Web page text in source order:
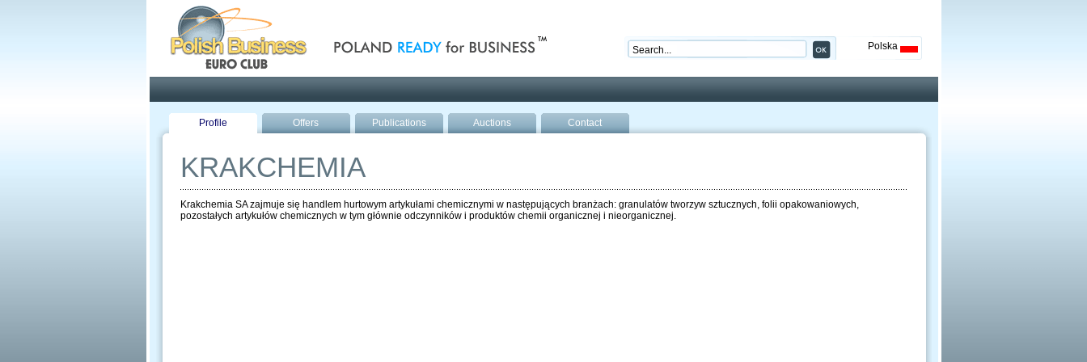
Polska
Profile Offers Publications Auctions Contact
KRAKCHEMIA
Krakchemia SA zajmuje się handlem hurtowym artykułami chemicznymi w następujących branżach: granulatów tworzyw sztucznych, folii opakowaniowych,
pozostałych artykułów chemicznych w tym głównie odczynników i produktów chemii organicznej i nieorganicznej.